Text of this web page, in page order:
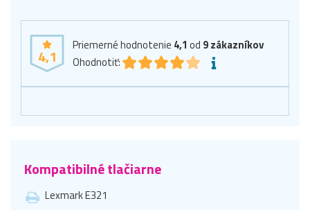
4,1
Priemerné hodnotenie 4,1 od 9zákazníkov
Ohodnotiť:
Kompatibilné tlačiarne
Lexmark E321